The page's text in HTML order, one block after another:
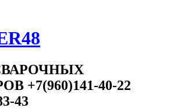
+7(960)141-40-22
43